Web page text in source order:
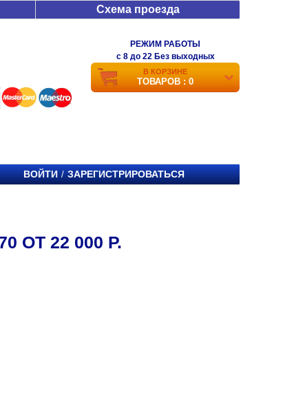
Схема проезда
РЕЖИМ РАБОТЫ
c 8 до 22 Без выходных
В КОРЗИНЕ
ТОВАРОВ : 0
ВОЙТИ / ЗАРЕГИСТРИРОВАТЬСЯ
ОТ 22 000 Р.